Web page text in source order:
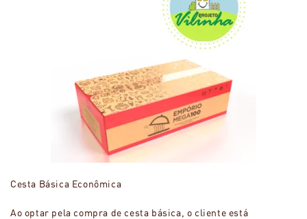
Cesta Básica Econômica
Ao optar pela compra de cesta básica, o cliente está